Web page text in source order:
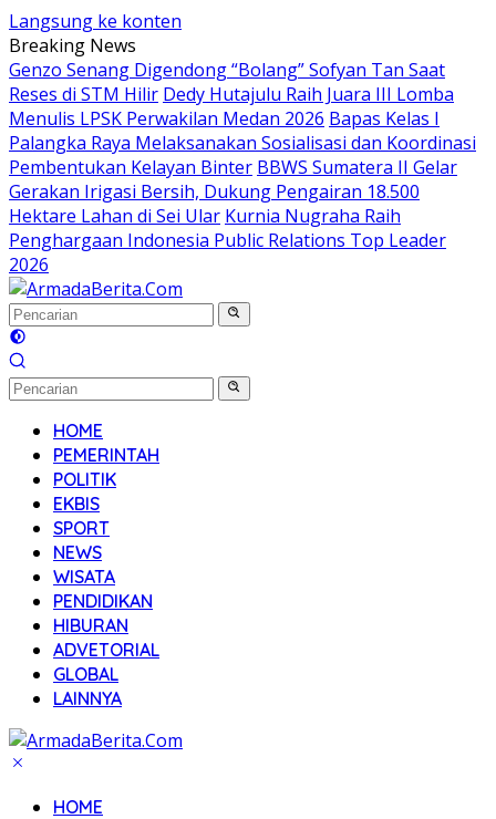
Langsung ke konten
Breaking News
Genzo Senang Digendong “Bolang” Sofyan Tan Saat
Reses di STM Hilir Dedy Hutajulu Raih Juara III Lomba
Menulis LPSK Perwakilan Medan 2026 Bapas Kelas I
Palangka Raya Melaksanakan Sosialisasi dan Koordinasi
Pembentukan Kelayan Binter BBWS Sumatera II Gelar
Gerakan Irigasi Bersih, Dukung Pengairan 18.500
Hektare Lahan di Sei Ular Kurnia Nugraha Raih
Penghargaan Indonesia Public Relations Top Leader
2026
HOME
PEMERINTAH
POLITIK
EKBIS
SPORT
NEWS
WISATA
PENDIDIKAN
HIBURAN
ADVETORIAL
GLOBAL
LAINNYA
HOME